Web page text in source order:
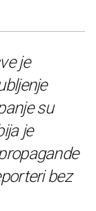
je
su
je
bez